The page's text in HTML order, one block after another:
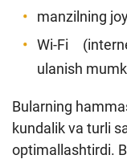
manzilning
Wi-Fi
ulanish
Bularning
kundalik va turli
optimallashtirdi.